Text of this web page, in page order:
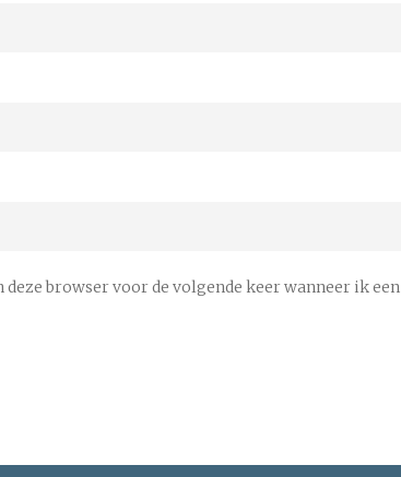
browser voor de volgende keer wanneer ik een